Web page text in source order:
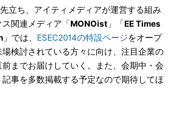
立ち、アイティメディアが運営する組み
関連メディア「MONOist 」「EE Times
」では、 ESEC2014の特設ページをオープ
検討されている方々に向け、注目企業の
前までお届けしていく。また、会期中・会
事を多数掲載する予定なので期待してほ